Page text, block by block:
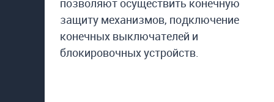
позволяют осуществить конечную
защиту механизмов, подключение
конечных выключателей и
блокировочных устройств.